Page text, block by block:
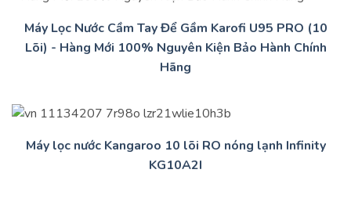
Máy Lọc Nước Cầm Tay Để Gầm Karofi U95 PRO (10
Lõi) - Hàng Mới 100% Nguyên Kiện Bảo Hành Chính
Hãng
Máy lọc nước Kangaroo 10 lõi RO nóng lạnh Infinity
KG10A2I